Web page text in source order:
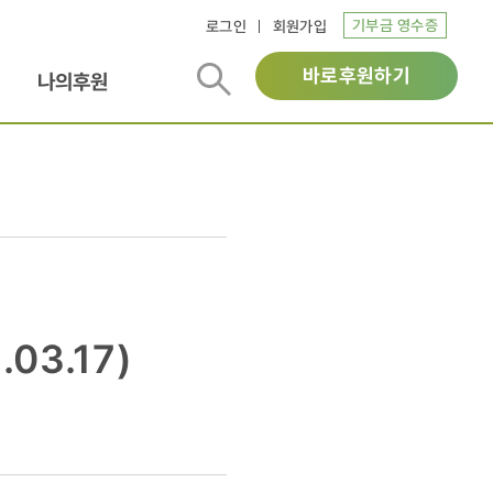
로그인 회원가입 기부금 영수증
나의후원 바로후원하기